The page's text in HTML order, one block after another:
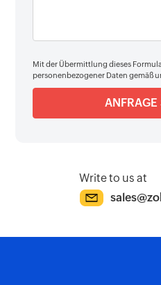
Mit der Übermittlung dieses
personenbezogener Daten gemäß
Write to us at